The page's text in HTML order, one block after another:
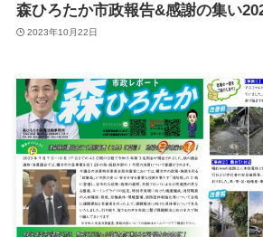
森ひろたか市政報告&感謝の集い
2023年10月22日